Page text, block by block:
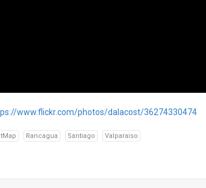
www.flickr.com/photos/dalacost/36274330474
Rancagua Santiago Valparaiso